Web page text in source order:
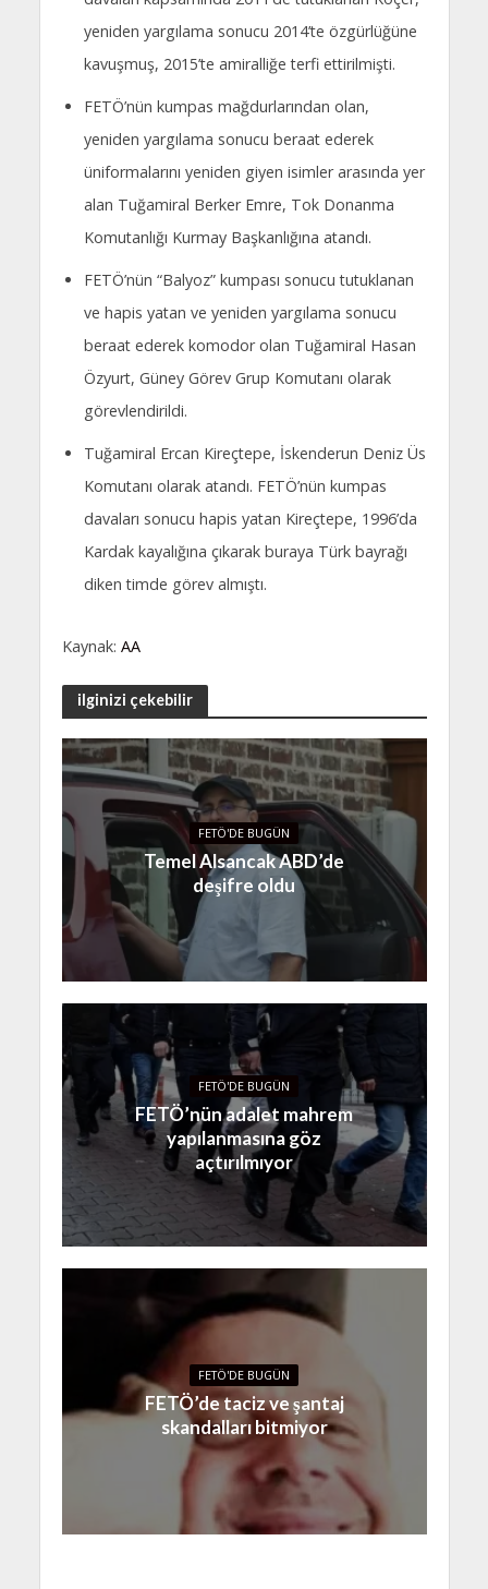
yeniden yargılama sonucu 2014’te özgürlüğüne
kavuşmuş, 2015’te amiralliğe terfi ettirilmişti.
FETÖ’nün kumpas mağdurlarından olan,
yeniden yargılama sonucu beraat ederek
üniformalarını yeniden giyen isimler arasında yer
alan Tuğamiral Berker Emre, Tok Donanma
Komutanlığı Kurmay Başkanlığına atandı.
FETÖ’nün “Balyoz” kumpası sonucu tutuklanan
ve hapis yatan ve yeniden yargılama sonucu
beraat ederek komodor olan Tuğamiral Hasan
Özyurt, Güney Görev Grup Komutanı olarak
görevlendirildi.
Tuğamiral Ercan Kireçtepe, İskenderun Deniz Üs
Komutanı olarak atandı. FETÖ’nün kumpas
davaları sonucu hapis yatan Kireçtepe, 1996’da
Kardak kayalığına çıkarak buraya Türk bayrağı
diken timde görev almıştı.
Kaynak: AA
ilginizi çekebilir
FETÖ'DE BUGÜN
Temel Alsancak ABD’de
deşifre oldu
FETÖ'DE BUGÜN
FETÖ’nün adalet mahrem
yapılanmasına göz
açtırılmıyor
FETÖ'DE BUGÜN
FETÖ’de taciz ve şantaj
skandalları bitmiyor